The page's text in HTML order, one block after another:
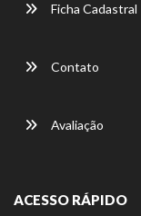
Ficha Cadastral
Contato
Avaliação
ACESSO RÁPIDO